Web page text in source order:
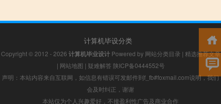
计算机毕设分类
Copyright © 2012 - 2026 计算机毕业设计Powered by 网站分类目录 | 精选推荐文章
| 网站地图 | 疑难解答 陕ICP备0444552号
声明：本站内容来自互联网，如信息有错误可发邮件到f_fb#foxmail.com说明，我们
会及时纠正，谢谢
本站仅为个人兴趣爱好，不接盈利性广告及商业合作